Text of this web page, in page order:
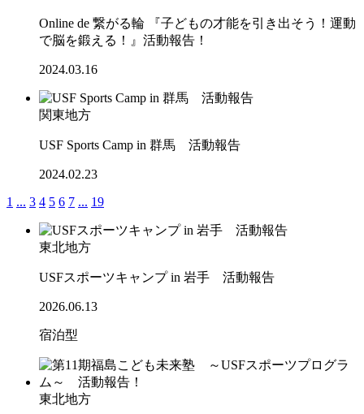
Online de 繋がる輪 『子どもの才能を引き出そう！運動
で脳を鍛える！』活動報告！
2024.03.16
関東地方
USF Sports Camp in 群馬 活動報告
2024.02.23
1 ... 3 4 5 6 7 ... 19
東北地方
USFスポーツキャンプ in 岩手 活動報告
2026.06.13
宿泊型
東北地方